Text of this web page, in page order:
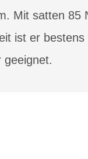
Mit satten 85
ist er
geeignet.